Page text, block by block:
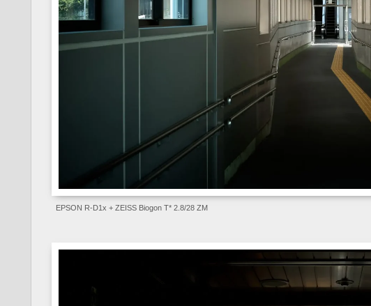
EPSON R-D1x + ZEISS Biogon T* 2.8/28 ZM